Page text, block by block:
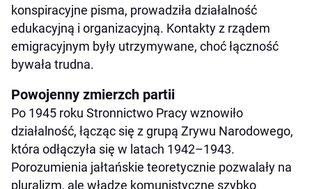
konspiracyjne pisma, prowadziła działalność
edukacyjną i organizacyjną. Kontakty z rządem
emigracyjnym były utrzymywane, choć łączność
bywała trudna.
Powojenny zmierzch partii
Po 1945 roku Stronnictwo Pracy wznowiło
działalność, łącząc się z grupą Zrywu Narodowego,
która odłączyła się w latach 1942–1943.
Porozumienia jałtańskie teoretycznie pozwalały na
pluralizm, ale władze komunistyczne szybko